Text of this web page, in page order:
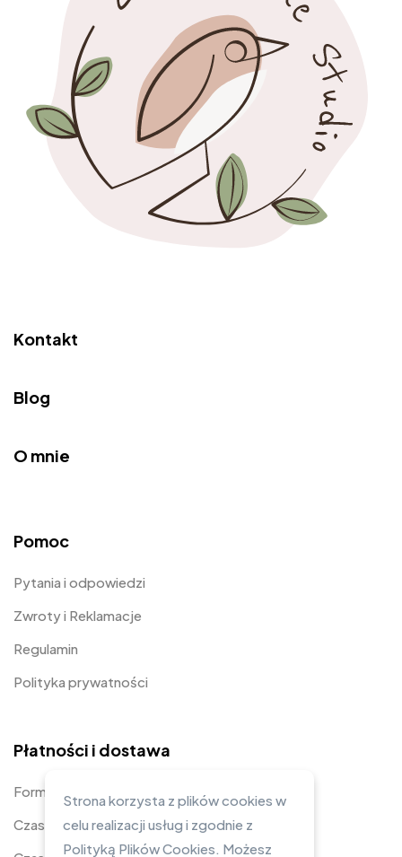
Kontakt
Blog
O mnie
Pomoc
Pytania i odpowiedzi
Zwroty i Reklamacje
Regulamin
Polityka prywatności
Płatności i dostawa
Formy płatności
Czas i koszty dostawy
Strona korzysta z plików cookies w
celu realizacji usług i zgodnie z
Polityką Plików Cookies. Możesz